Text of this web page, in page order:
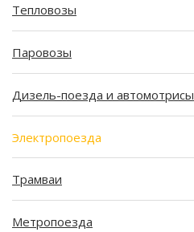
Тепловозы
Паровозы
Дизель-поезда и автомотрисы
Электропоезда
Трамваи
Метропоезда